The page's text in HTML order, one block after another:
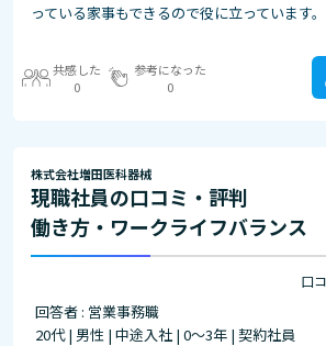
っている家事もできるので役に立っています。
共感した
0
参考になった
0
株式会社増田医科器械
現職社員の口コミ・評判
働き方・ワークライフバランス
口
回答者 : 営業事務職
20代 | 男性 | 中途入社 | 0～3年 | 契約社員